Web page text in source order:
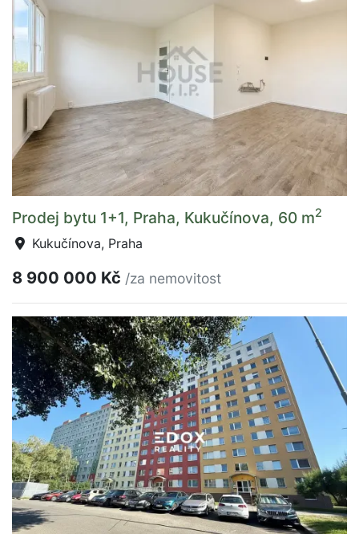
Prodej bytu 1+1, Praha, Kukučínova, 60 m2
Kukučínova, Praha
8 900 000 Kč /za nemovitost